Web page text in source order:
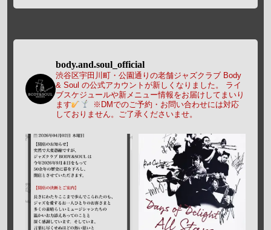
body.and.soul_official
渋谷区宇田川町・公園通りの老舗ジャズクラブ Body
& Soul の公式アカウントが新しくなりました。
ライ
ブスケジュールや新メニュー情報をお届けしてまいり
ます
※DMでのご予約・お問い合わせには対応
しておりません。ご了承くださいませ。